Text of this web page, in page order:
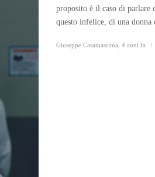
proposito è il caso di parlare
questo infelice, di una donna
Giuseppe Casamassima 4 anni fa